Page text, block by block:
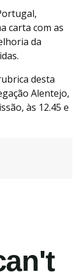
carta com as
da
desta
Alentejo,
às 12.45 e